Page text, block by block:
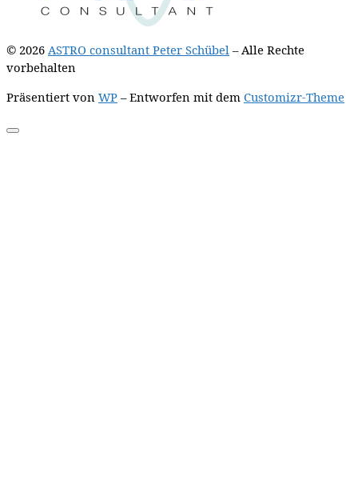
© 2026 ASTRO consultant Peter Schübel – Alle Rechte
vorbehalten
Präsentiert von WP – Entworfen mit dem Customizr-Theme